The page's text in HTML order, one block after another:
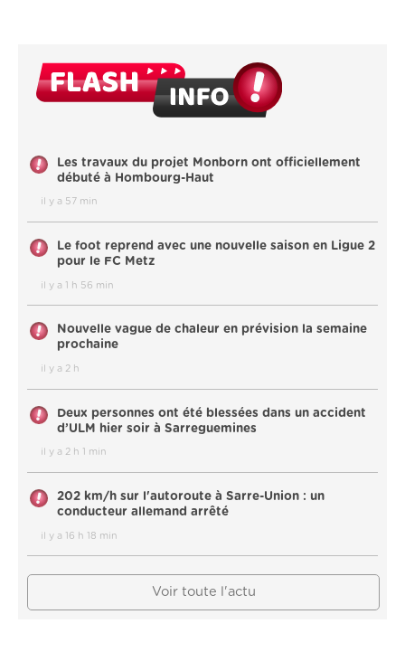
Les travaux du projet Monborn ont officiellement
débuté à Hombourg-Haut
il y a 57 min
Le foot reprend avec une nouvelle saison en Ligue 2
pour le FC Metz
il y a 1 h 56 min
Nouvelle vague de chaleur en prévision la semaine
prochaine
il y a 2 h
Deux personnes ont été blessées dans un accident
d’ULM hier soir à Sarreguemines
il y a 2 h 1 min
202 km/h sur l'autoroute à Sarre-Union : un
conducteur allemand arrêté
il y a 16 h 18 min
Voir toute l'actu